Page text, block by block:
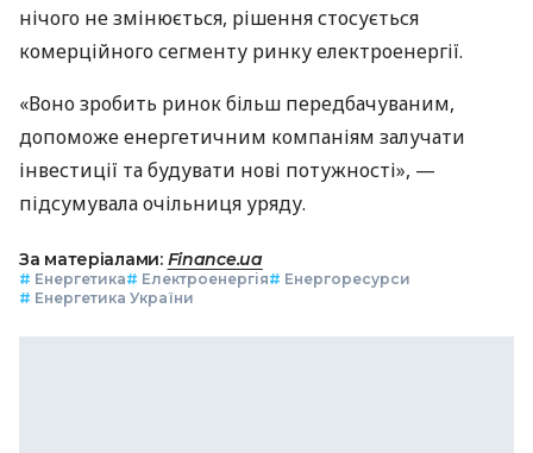
нічого не змінюється, рішення стосується
комерційного сегменту ринку електроенергії.
«Воно зробить ринок більш передбачуваним,
допоможе енергетичним компаніям залучати
інвестиції та будувати нові потужності», —
підсумувала очільниця уряду.
За матеріалами: Finance.ua
# Енергетика# Електроенергія# Енергоресурси
# Енергетика України